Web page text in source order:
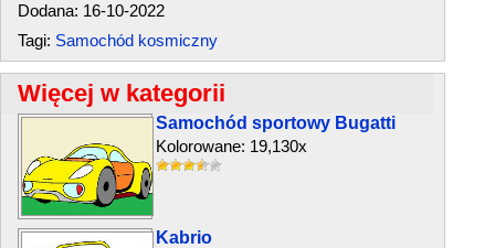
Dodana: 16-10-2022
Tagi: Samochód kosmiczny
Więcej w kategorii
Samochód sportowy Bugatti
Kolorowane: 19,130x
Kabrio